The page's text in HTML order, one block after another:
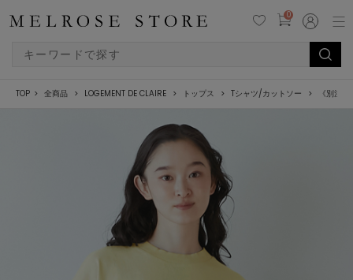
0
TOP 全商品 LOGEMENT DE CLAIRE トップス Tシャツ/カットソー 《別注